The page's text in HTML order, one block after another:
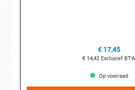
€ 17,45
€ 14,42 Exclusief
Op voorraad